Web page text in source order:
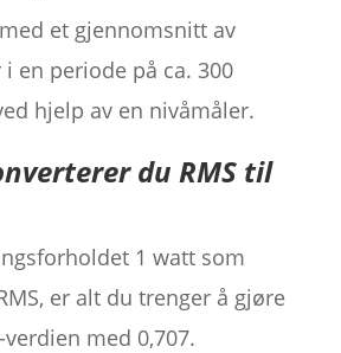
et gjennomsnitt av
en periode på ca. 300
hjelp av en nivåmåler.
du RMS til
1 watt som
er alt du trenger å gjøre
med 0,707.